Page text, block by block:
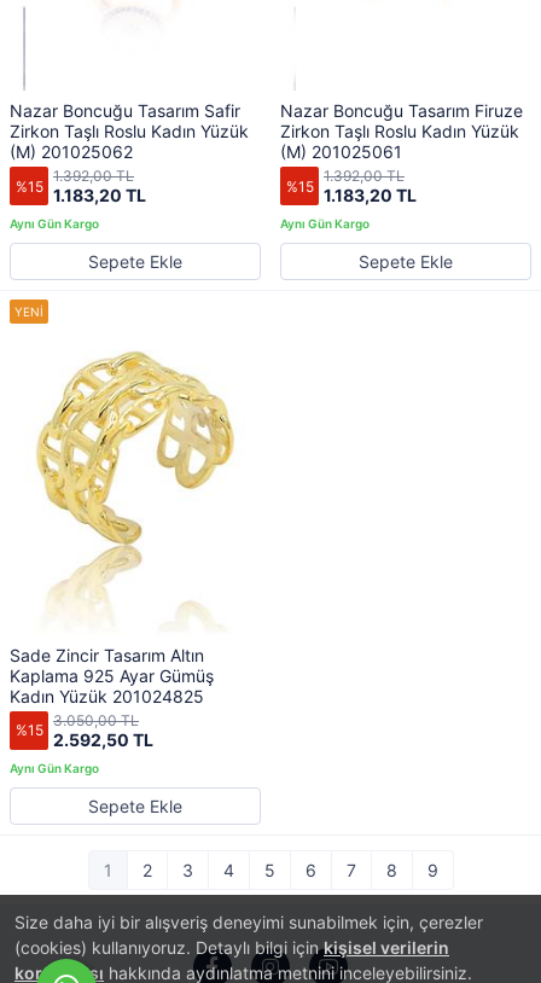
Size daha iyi bir alışveriş deneyimi sunabilmek için, çerezler
(cookies) kullanıyoruz. Detaylı bilgi içinkişisel verilerin
korunması hakkında aydınlatma metnini inceleyebilirsiniz.
Nazar Boncuğu Tasarım Safir
Zirkon Taşlı Roslu Kadın Yüzük
(M) 201025062
%15 1.183,20 TL
1.392,00 TL
Sepete Ekle
Nazar Boncuğu Tasarım Firuze
Zirkon Taşlı Roslu Kadın Yüzük
(M) 201025061
%15 1.183,20 TL
1.392,00 TL
Sepete Ekle
Sade Zincir Tasarım Altın
Kaplama 925 Ayar Gümüş
Kadın Yüzük 201024825
%15 2.592,50 TL
3.050,00 TL
Sepete Ekle
1 2 3 4 5 6 7 8 9